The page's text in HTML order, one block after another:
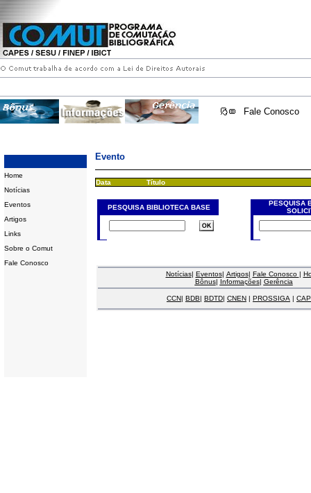
Fale Conosco
Home
Notícias
Eventos
Artigos
Links
Sobre o Comut
Fale Conosco
Evento
Data Título
PESQUISA BIBLIOTECA BASE
PESQUISA
Notícias| Eventos| Artigos| Fale Conosco |
Bônus| Informações| Gerência
CCN| BDB| BDTD| CNEN | PROSSIGA |